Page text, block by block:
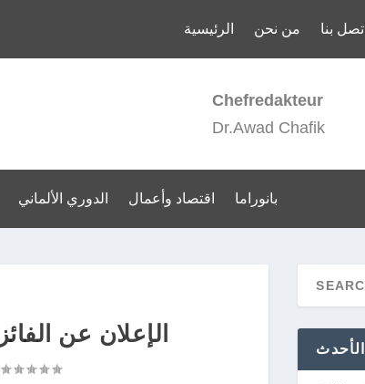
الرئيسية من نحن اتصل بنا
Chefredakteur
Dr.Awad Chafik
الدوري الألماني اقتصاد وأعمال بانوراما
الإعلان عن
الأحدث